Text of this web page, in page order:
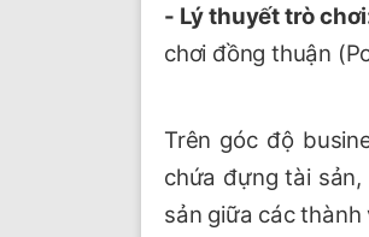
- Lý thuyết trò
chơi đồng thuận
Trên góc độ
chứa đựng tài
sản giữa các